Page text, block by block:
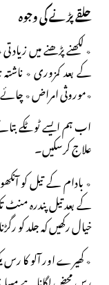
حلقے پڑنے کی وجوہ
٭ لکھنے پڑھنے میں
کے بعد کمزوری ٭ ناشتہ
٭موروثی امراض ٭ چائے
اب ہم ایسے ٹوٹکے
علاج کرسکیں۔
٭ بادام کے تیل کو
کے بعد تیل پندرہ
خیال رکھیں کہ جلد کو
٭ کھیرے اور آلو کا
رس محض لگانا ہے